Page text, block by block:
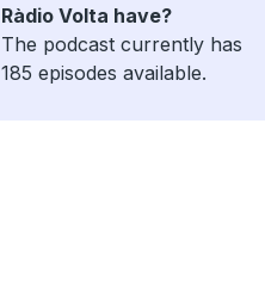
Ràdio Volta have?
The podcast currently has
185 episodes available.